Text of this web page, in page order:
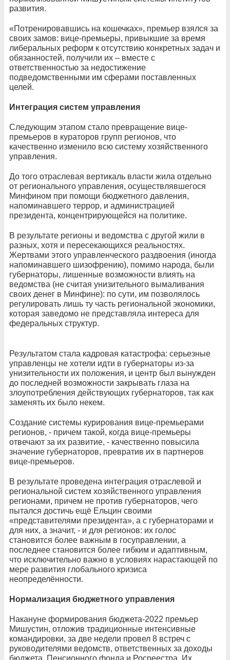
развития.
«Потренировавшись на кошечках», премьер взялся за
своих замов: вице-премьеры, привыкшие за время
либеральных реформ к отсутствию конкретных задач и
обязанностей, получили их – вместе с
ответственностью за недостижение
подведомственными им сферами поставленных
целей.
Интеграция систем управления
Следующим этапом стало превращение вице-
премьеров в кураторов групп регионов, что
качественно изменило всю систему хозяйственного
управления.
До того отраслевая вертикаль власти жила отдельно
от регионального управления, осуществлявшегося
Минфином при помощи бюджетного давления,
напоминавшего террор, и администрацией
президента, концентрирующейся на политике.
В результате регионы и ведомства с другой жили в
разных, хотя и пересекающихся реальностях.
Жертвами этого управленческого раздвоения (иногда
напоминавшего шизофрению), помимо народа, были
губернаторы, лишенные возможности влиять на
ведомства (не считая унизительного вымаливания
своих денег в Минфине): по сути, им позволялось
регулировать лишь ту часть региональной экономики,
которая заведомо не представляла интереса для
федеральных структур.
Результатом стала кадровая катастрофа: серьезные
управленцы не хотели идти в губернаторы из-за
унизительности их положения, и центр был вынужден
до последней возможности закрывать глаза на
злоупотребления действующих губернаторов, так как
заменять их было некем.
Создание системы курирования вице-премьерами
регионов, - причем такой, когда вице-премьеры
отвечают за их развитие, - качественно повысила
значение губернаторов, превратив их в партнеров
вице-премьеров.
В результате проведена интеграция отраслевой и
региональной систем хозяйственного управления
регионами, причем не против губернаторов, чего
пытался достичь ещё Ельцин своими
«представителями президента», а с губернаторами и
для них, а значит, - и для регионов: их голос
становится более важным в госуправлении, а
последнее становится более гибким и адаптивным,
что исключительно важно в условиях нарастающей по
мере развития глобального кризиса
неопределённости.
Нормализация бюджетного управления
Накануне формирования бюджета-2022 премьер
Мишустин, отложив традиционные интенсивные
командировки, за две недели провел 8 встреч с
руководителями ведомств, ответственных за доходы
бюджета, Пенсионного фонда и Росреестра. Их